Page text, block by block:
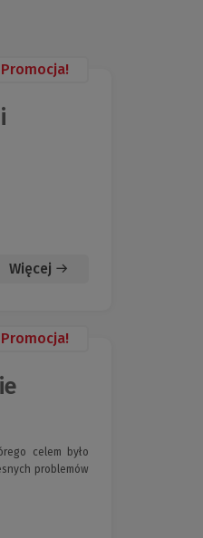
Promocja!
Więcej
Promocja!
celem było
problemów